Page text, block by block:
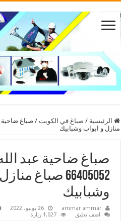
الرئيسية / صباغ في الكويت /
منازل و ابواب وشبابيك
صباغ ضاحية عبد
66405052 صباغ
وشبابيك
ammar ammar 26 يونيو، 2022
اضف تعليق
1,027 زيارة